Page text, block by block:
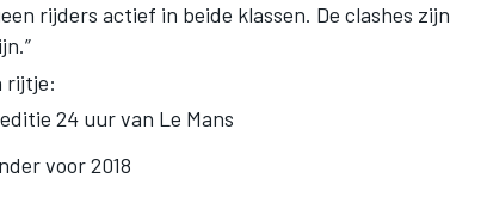
rijders actief in beide klassen. De clashes zijn
rijtje:
24 uur van Le Mans
voor 2018